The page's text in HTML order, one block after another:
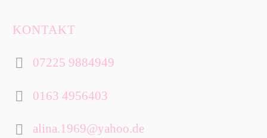
KONTAKT

 07225 9884949

 0163 4956403

 alina.1969@yahoo.de